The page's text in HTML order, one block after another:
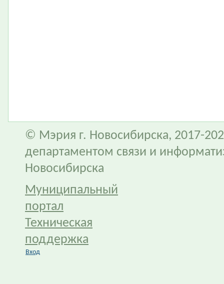
© Мэрия г. Новосибирска, 2017-
департаментом связи и
Новосибирска
Муниципальный
портал
Техническая
поддержка
Вход